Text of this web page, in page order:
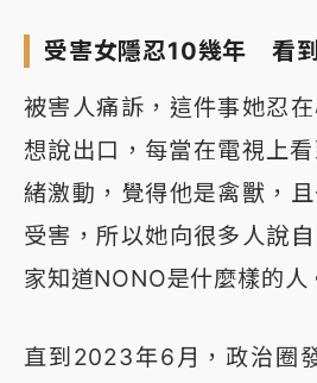
受害女隱忍10幾年 看
被害人痛訴，這件事她忍
想說出口，每當在電視上
緒激動，覺得他是禽獸，
受害，所以她向很多人說
家知道NONO是什麼樣的人
直到2023年6月，政治圈